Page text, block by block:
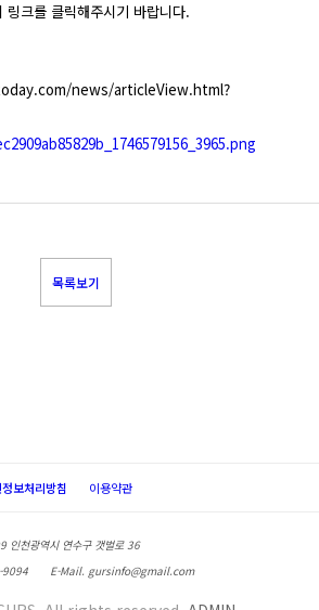
링크를 클릭해주시기 바랍니다.
news/articleView.html?
목록보기
보처리방침 이용약관
인천광역시 연수구 갯벌로 36
9094
E-Mail. gursinfo@gmail.com